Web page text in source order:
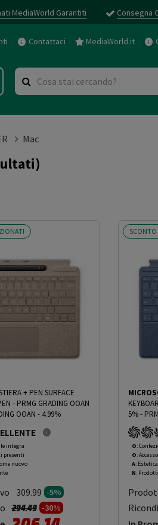
MediaWorld Garantiti Consegna
Contattaci MediaWorld.it
Mac
+ PEN SURFACE
OOAN - 4.99%
integra
presenti
nuovo
309.99 -5%
Prezzo ridotto da
294.49a-30%
KEYBOARD CHAR -
5%-
O:
O:
A:
N: